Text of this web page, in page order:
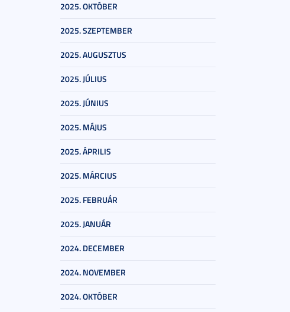
2025. OKTÓBER
2025. SZEPTEMBER
2025. AUGUSZTUS
2025. JÚLIUS
2025. JÚNIUS
2025. MÁJUS
2025. ÁPRILIS
2025. MÁRCIUS
2025. FEBRUÁR
2025. JANUÁR
2024. DECEMBER
2024. NOVEMBER
2024. OKTÓBER